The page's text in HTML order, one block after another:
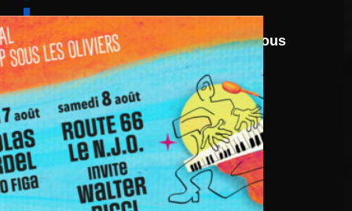
6 août 8 août 2026
Les Oliviers 2026